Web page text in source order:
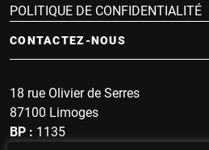
POLITIQUE DE CONFIDENTIALITÉ
CONTACTEZ-NOUS
18 rue Olivier de Serres
87100 Limoges
BP : 1135